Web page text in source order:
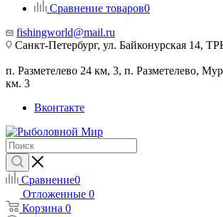
Сравнение товаров0
fishingworld@mail.ru
Санкт-Петербург, ул. Байконурская 14,
п. Разметелево 24 км, 3, п. Разметелево,
км. 3
Вконтакте
Сравнение0
Отложенные 0
Корзина 0